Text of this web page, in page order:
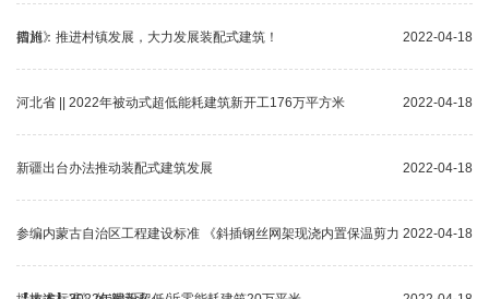
措施》 2022-04-18
四川：推进村镇发展，大力发展装配式建筑！
2022-04-18
河北省 || 2022年被动式超低能耗建筑新开工176万平方米
2022-04-18
新疆出台办法推动装配式建筑发展
2022-04-18
参编内蒙古自治区工程建设标准 《斜插钢丝网架现浇内置保温剪力